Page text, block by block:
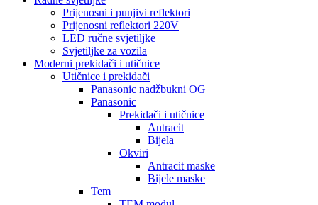
Prijenosni i punjivi reflektori
Prijenosni reflektori 220V
LED ručne svjetiljke
Svjetiljke za vozila
Moderni prekidači i utičnice
Utičnice i prekidači
Panasonic nadžbukni OG
Panasonic
Prekidači i utičnice
Antracit
Bijela
Okviri
Antracit maske
Bijele maske
Tem